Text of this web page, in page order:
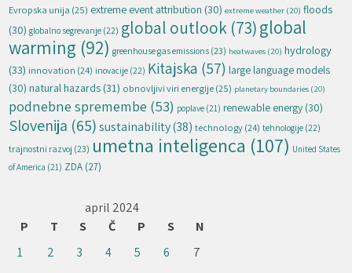
Evropska unija (25) extreme event attribution (30) extreme weather (20) floods
(30) globalno segrevanje (22) global outlook (73)global
warming (92) greenhouse gas emissions (23) heatwaves (20) hydrology
(33) innovation (24) inovacije (22) Kitajska (57) large language models
(30) natural hazards (31) obnovljivi viri energije(25) planetary boundaries (20)
podnebne spremembe (53) poplave (21) renewable energy (30)
Slovenija (65) sustainability(38) technology(24) tehnologije (22)
trajnostni razvoj (23) umetna inteligenca (107) United States
of America (21) ZDA (27)
april 2024
P
T S Č P S
N
1
2 3 4 5 6 7